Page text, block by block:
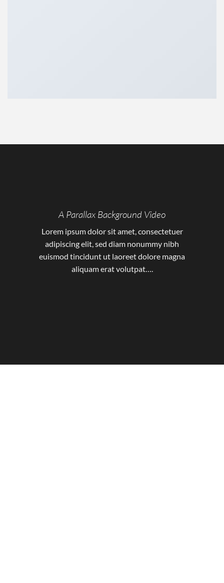
A Parallax Background Video
Lorem ipsum dolor sit amet, consectetuer
adipiscing elit, sed diam nonummy nibh
euismod tincidunt ut laoreet dolore magna
aliquam erat volutpat….